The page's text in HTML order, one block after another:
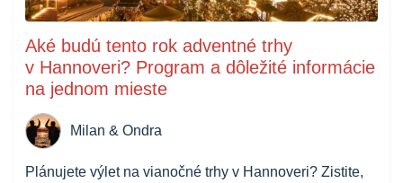
Aké budú tento rok adventné trhy
v Hannoveri? Program a dôležité informácie
na jednom mieste
Milan & Ondra
Plánujete výlet na vianočné trhy v Hannoveri? Zistite,